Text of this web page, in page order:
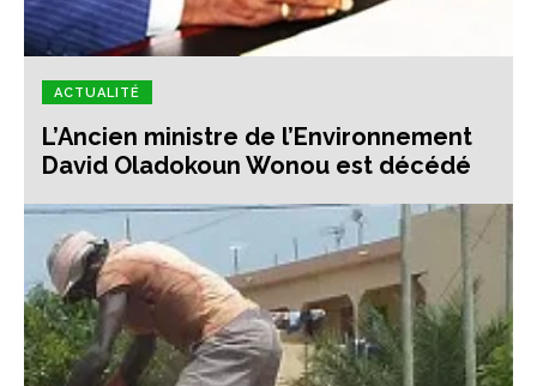
ACTUALITÉ
L’Ancien ministre de l’Environnement
David Oladokoun Wonou est décédé